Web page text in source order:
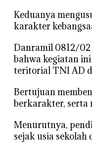
n
n
S
a
m
n
i
S
‎Keduanya
karakter
‎Danramil 0812/02
bahwa kegiatan
teritorial TNI AD
‎Bertujuan
berkarakter, serta
Menurutnya,
sejak usia sekolah